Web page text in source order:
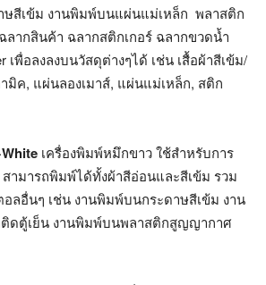
ษสีเข้ม งานพิมพ์บนแผ่นแม่เหล็ก พลาสติก
ากสินค้า ฉลากสติกเกอร์ ฉลากขวดน้ำ
เพื่อลงลงบนวัสดุต่างๆได้ เช่น เสื้อผ้าสีเข้ม/
มิค, แผ่นลองเมาส์, แผ่นแม่เหล็ก, สติก
เครื่องพิมพ์หมึกขาว ใช้สำหรับการ
ามารถพิมพ์ได้ทั้งผ้าสีอ่อนและสีเข้ม รวม
ลอื่นๆ เช่น งานพิมพ์บนกระดาษสีเข้ม งาน
ดตู้เย็น งานพิมพ์บนพลาสติกสูญญากาศ